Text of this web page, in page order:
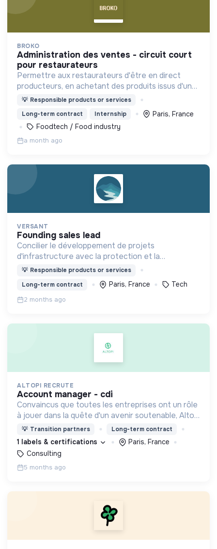
BROKO
administration des ventes - circuit court
pour restaurateurs
Permettre aux restaurateurs d'être en direct
producteurs, en achetant des produits issus d'une
agriculture durable et au juste prix !
💡 Responsible products or services
Long-term contract
Internship
Paris, France
Foodtech / Food industry
a month ago
VERSANT
founding sales lead
Concilier le développement de projets
d'infrastructure avec la protection et la
restauration de la biodiversité.
💡 Responsible products or services
Long-term contract
Paris, France Tech
2 months ago
ALTOPI RECRUTE
account manager - cdi
Convaincus que toutes les entreprises ont un rôle
à jouer dans la quête d'un avenir soutenable, Altopi
s’est donnée pour mission de les accompagner
pour parvenir ensemble à une société plus durable.
💡 Transition partners Long-term contract
1 labels & certifications
Paris, France
Consulting
5 months ago